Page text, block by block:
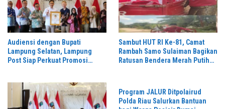
Audiensi dengan Bupati
Lampung Selatan, Lampung
Post Siap Perkuat Promosi
Sambut HUT RI Ke-81, Camat
Rambah Samo Sulaiman Bagikan
Ratusan Bendera Merah Putih
Program JALUR Ditpolairud
Polda Riau Salurkan Bantuan